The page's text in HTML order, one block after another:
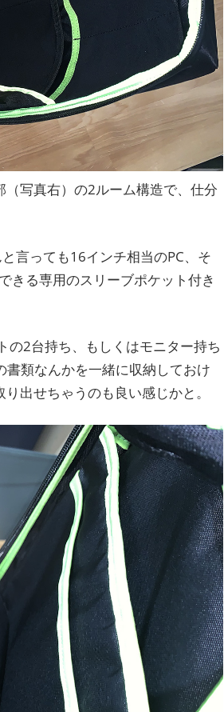
写真右）の2ルーム構造で、仕分
言っても16インチ相当のPC、そ
きる専用のスリーブポケット付き
の2台持ち、もしくはモニター持ち
類なんかを一緒に収納しておけ
出せちゃうのも良い感じかと。